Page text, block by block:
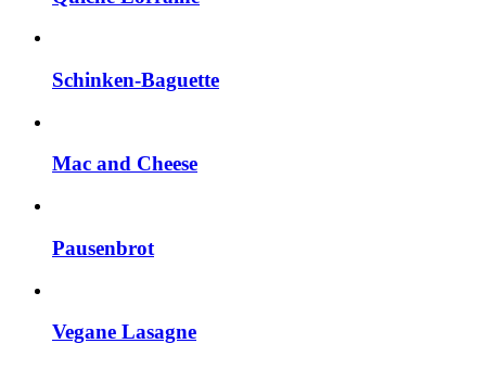
Schinken-Baguette
Mac and Cheese
Pausenbrot
Vegane Lasagne